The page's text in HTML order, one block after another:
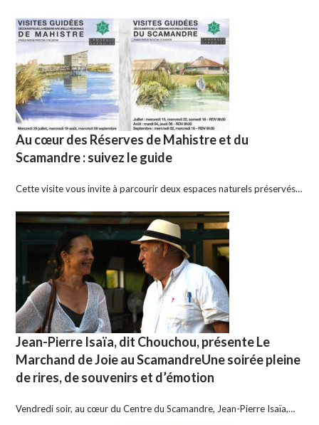
Au cœur des Réserves de Mahistre et du
Scamandre : suivez le guide
Cette visite vous invite à parcourir deux espaces naturels préservés…
Jean-Pierre Isaïa, dit Chouchou, présente Le
Marchand de Joie au ScamandreUne soirée pleine
de rires, de souvenirs et d’émotion
Vendredi soir, au cœur du Centre du Scamandre, Jean-Pierre Isaïa,…